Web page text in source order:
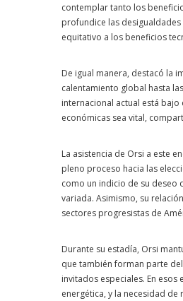
contemplar tanto los
profundice las
equitativo a los beneficios
De igual manera, destacó la
calentamiento global hasta
internacional actual está
económicas sea vital,
La asistencia de Orsi a este
pleno proceso hacia las
como un indicio de su deseo
variada. Asimismo, su
sectores progresistas de
Durante su estadía, Orsi
que también forman parte
invitados especiales. En
energética, y la necesidad